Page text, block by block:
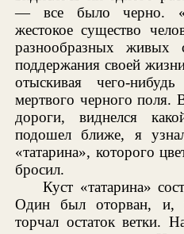
— все было черно.
жестокое существо
разнообразных живых
поддержания своей
отыскивая чего-
мертвого черного поля.
дороги, виднелся
подошел ближе, я
«татарина», которого
бросил.
Куст «татарина»
Один был оторван, и,
торчал остаток ветки.